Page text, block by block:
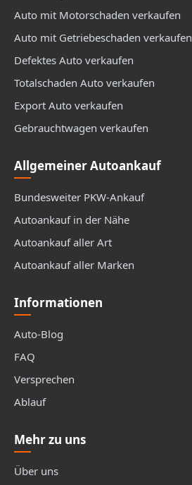
Auto mit Motorschaden verkaufen
Auto mit Getriebeschaden verkaufen
Defektes Auto verkaufen
Totalschaden Auto verkaufen
Export Auto verkaufen
Gebrauchtwagen verkaufen
Allgemeiner Autoankauf
Bundesweiter PKW-Ankauf
Autoankauf in der Nähe
Autoankauf aller Art
Autoankauf aller Marken
Informationen
Auto-Blog
FAQ
Versprechen
Ablauf
Mehr zu uns
Über uns